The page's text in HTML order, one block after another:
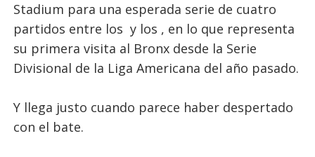
Stadium para una esperada serie de cuatro
partidos entre los y los , en lo que representa
su primera visita al Bronx desde la Serie
Divisional de la Liga Americana del año pasado.
Y llega justo cuando parece haber despertado
con el bate.